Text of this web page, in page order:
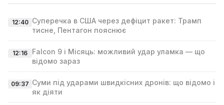
12:40 Суперечка в США через дефіцит ракет: Трамп
тисне, Пентагон пояснює
12:16
Falcon 9 і Місяць: можливий удар уламка — що
відомо зараз
09:37 Суми під ударами швидкісних дронів: що відомо і
як діяти